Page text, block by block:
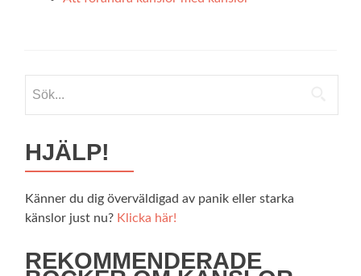
efter:
HJÄLP!
Känner du dig överväldigad av panik eller starka
känslor just nu? Klicka här!
REKOMMENDERADE